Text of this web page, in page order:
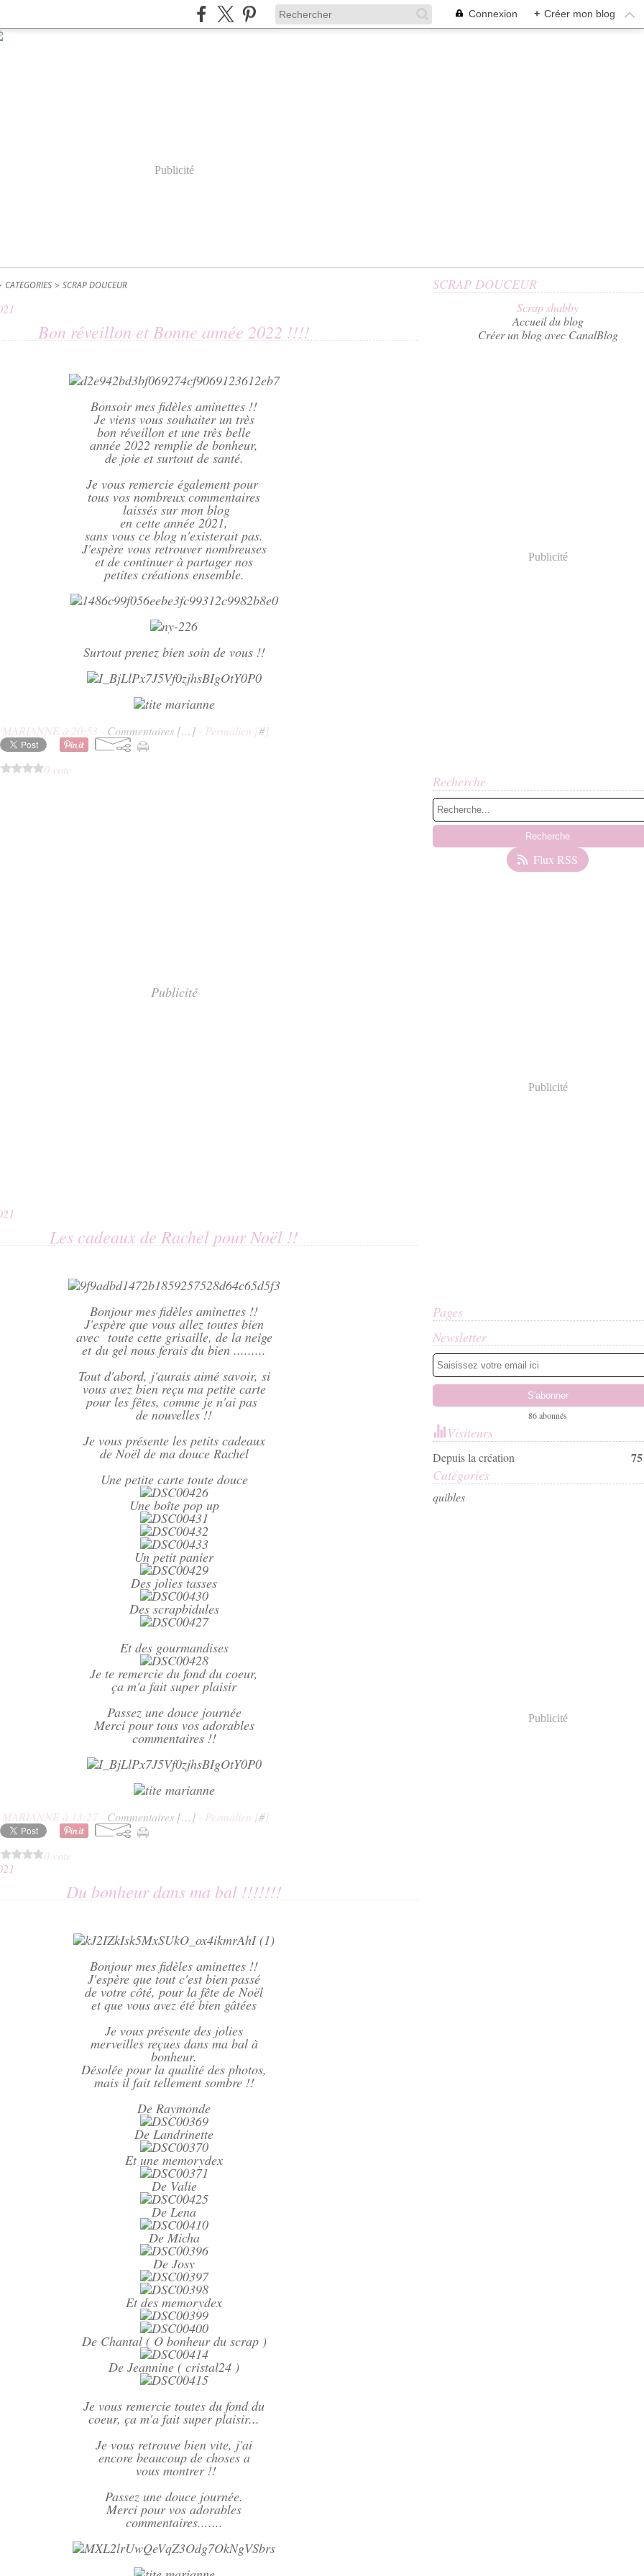
Connexion + Créer mon blog
Publicité
CATEGORIES > SCRAP DOUCEUR
Bon réveillon et Bonne année 2022 !!!!
Bonsoir mes fidèles aminettes !!
Je viens vous souhaiter un très
bon réveillon et une très belle
année 2022 remplie de bonheur,
de joie et surtout de santé.
Je vous remercie également pour
tous vos nombreux commentaires
laissés sur mon blog
en cette année 2021,
sans vous ce blog n'existerait pas.
J'espère vous retrouver nombreuses
et de continuer à partager nos
petites créations ensemble.
Surtout prenez bien soin de vous !!
MARIANNE à 20:53 - Commentaires [… ] - Permalien [#]
0 vote
Publicité
Les cadeaux de Rachel pour Noël !!
Bonjour mes fidèles aminettes !!
J'espère que vous allez toutes bien
avec toute cette grisaille, de la neige
et du gel nous ferais du bien .........
Tout d'abord, j'aurais aimé savoir, si
vous avez bien reçu ma petite carte
pour les fêtes, comme je n'ai pas
de nouvelles !!
Je vous présente les petits cadeaux
de Noël de ma douce Rachel
Une petite carte toute douce
Une boîte pop up
Un petit panier
Des jolies tasses
Des scrapbidules
Et des gourmandises
Je te remercie du fond du coeur,
ça m'a fait super plaisir
Passez une douce journée
Merci pour tous vos adorables
commentaires !!
MARIANNE à 13:27 - Commentaires [… ] - Permalien [#]
0 vote
Du bonheur dans ma bal !!!!!!!
Bonjour mes fidèles aminettes !!
J'espère que tout c'est bien passé
de votre côté, pour la fête de Noël
et que vous avez été bien gâtées
Je vous présente des jolies
merveilles reçues dans ma bal à
bonheur.
Désolée pour la qualité des photos,
mais il fait tellement sombre !!
De Raymonde
De Landrinette
Et une memorydex
De Valie
De Lena
De Micha
De Josy
Et des memorydex
De Chantal ( O bonheur du scrap )
De Jeannine ( cristal24 )
Je vous remercie toutes du fond du
coeur, ça m'a fait super plaisir...
Je vous retrouve bien vite, j'ai
encore beaucoup de choses a
vous montrer !!
Passez une douce journée.
Merci pour vos adorables
commentaires.......
SCRAP DOUCEUR
Scrap shabby
Accueil du blog
Créer un blog avec CanalBlog
Publicité
Recherche
Flux RSS
Publicité
Pages
Newsletter
86 abonnés
Visiteurs
Depuis la création
Catégories
quibles
Publicité